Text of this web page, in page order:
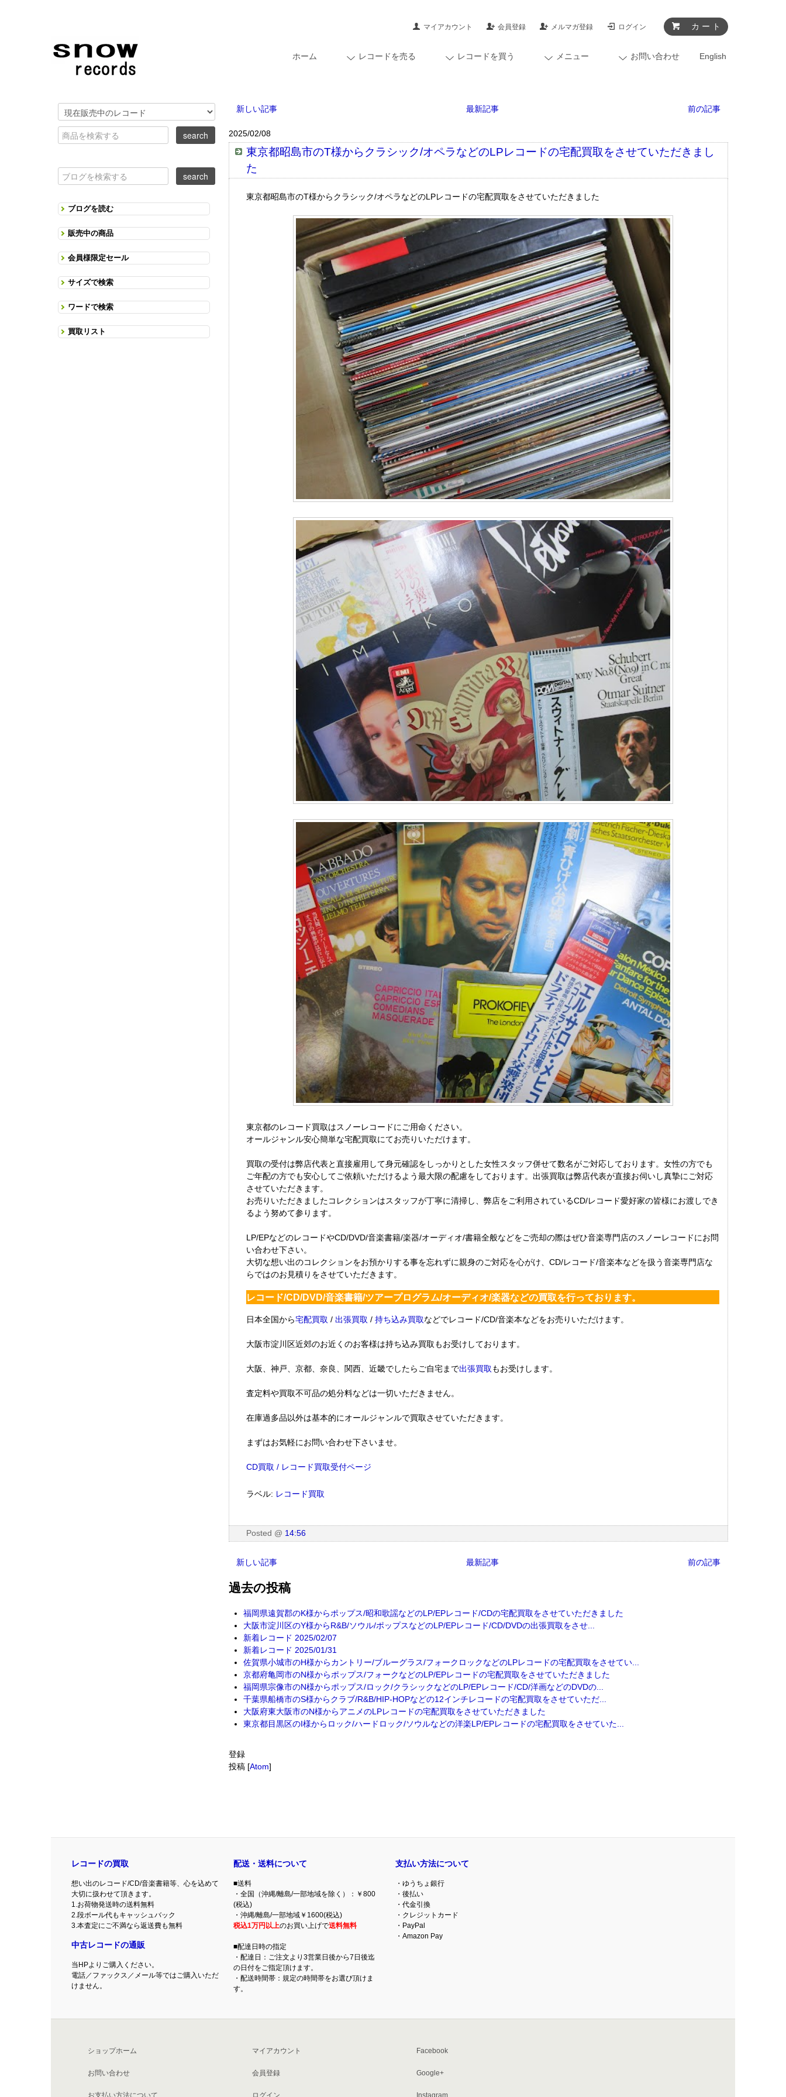
カ ー ト
マイアカウント 会員登録 メルマガ登録 ログイン
ホーム レコードを売る レコードを買う メニュー お問い合わせ English
新しい記事 最新記事 前の記事
2025/02/08
東京都昭島市のT様からクラシック/オペラなどのLPレコードの宅配買取をさせていただきまし
た
東京都昭島市のT様からクラシック/オペラなどのLPレコードの宅配買取をさせていただきました
東京都のレコード買取はスノーレコードにご用命ください。
オールジャンル安心簡単な宅配買取にてお売りいただけます。
買取の受付は弊店代表と直接雇用して身元確認をしっかりとした女性スタッフ併せて数名がご対応しております。女性の方でも
ご年配の方でも安心してご依頼いただけるよう最大限の配慮をしております。出張買取は弊店代表が直接お伺いし真摯にご対応
させていただきます。
お売りいただきましたコレクションはスタッフが丁寧に清掃し、弊店をご利用されているCD/レコード愛好家の皆様にお渡しでき
るよう努めて参ります。
LP/EPなどのレコードやCD/DVD/音楽書籍/楽器/オーディオ/書籍全般などをご売却の際はぜひ音楽専門店のスノーレコードにお問
い合わせ下さい。
大切な想い出のコレクションをお預かりする事を忘れずに親身のご対応を心がけ、CD/レコード/音楽本などを扱う音楽専門店な
らではのお見積りをさせていただきます。
レコード/CD/DVD/音楽書籍/ツアープログラム/オーディオ/楽器などの買取を行っております。
日本全国から宅配買取 /出張買取 /持ち込み買取などでレコード/CD/音楽本などをお売りいただけます。
大阪市淀川区近郊のお近くのお客様は持ち込み買取もお受けしております。
大阪、神戸、京都、奈良、関西、近畿でしたらご自宅まで出張買取 もお受けします。
査定料や買取不可品の処分料などは一切いただきません。
在庫過多品以外は基本的にオールジャンルで買取させていただきます。
まずはお気軽にお問い合わせ下さいませ。
CD買取 / レコード買取受付ページ
ラベル: レコード買取
Posted @ 14:56
新しい記事 最新記事 前の記事
過去の投稿
福岡県遠賀郡のK様からポップス/昭和歌謡などのLP/EPレコード/CDの宅配買取をさせていただきました
大阪市淀川区のY様からR&B/ソウル/ポップスなどのLP/EPレコード/CD/DVDの出張買取をさせ...
新着レコード 2025/02/07
新着レコード 2025/01/31
佐賀県小城市のH様からカントリー/ブルーグラス/フォークロックなどのLPレコードの宅配買取をさせてい...
京都府亀岡市のN様からポップス/フォークなどのLP/EPレコードの宅配買取をさせていただきました
福岡県宗像市のN様からポップス/ロック/クラシックなどのLP/EPレコード/CD/洋画などのDVDの...
千葉県船橋市のS様からクラブ/R&B/HIP-HOPなどの12インチレコードの宅配買取をさせていただ...
大阪府東大阪市のN様からアニメのLPレコードの宅配買取をさせていただきました
東京都目黒区のI様からロック/ハードロック/ソウルなどの洋楽LP/EPレコードの宅配買取をさせていた...
登録
投稿 [Atom]
ブログを読む
販売中の商品
会員様限定セール
サイズで検索
ワードで検索
買取リスト
レコードの買取
想い出のレコード/CD/音楽書籍等、心を込めて
大切に扱わせて頂きます。
1.お荷物発送時の送料無料
2.段ボール代もキャッシュバック
3.本査定にご不満なら返送費も無料
中古レコードの通販
当HPよりご購入ください。
電話／ファックス／メール等ではご購入いただ
けません。
配送・送料について
■送料
・全国（沖縄/離島/一部地域を除く）：￥800
(税込)
・沖縄/離島/一部地域￥1600(税込)
税込1万円以上のお買い上げで送料無料
■配達日時の指定
・配達日：ご注文より3営業日後から7日後迄
の日付をご指定頂けます。
・配送時間帯：規定の時間帯をお選び頂けま
す。
支払い方法について
・ゆうちょ銀行
・後払い
・代金引換
・クレジットカード
・PayPal
・Amazon Pay
ショップホーム
お問い合わせ
お支払い方法について
マイアカウント
会員登録
ログイン
Facebook
Google+
Instagram